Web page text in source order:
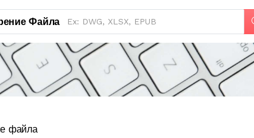
Файла
файла